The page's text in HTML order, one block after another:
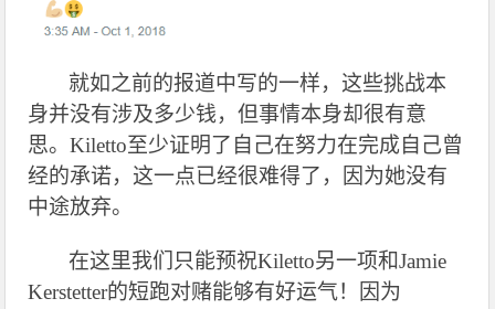
就如之前的报道中写的一样，这些挑战本
身并没有涉及多少钱，但事情本身却很有意
思。Kiletto至少证明了自己在努力在完成自己曾
经的承诺，这一点已经很难得了，因为她没有
中途放弃。
在这里我们只能预祝Kiletto另一项和Jamie
Kerstetter的短跑对赌能够有好运气！因为